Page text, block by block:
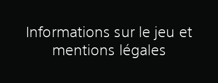
a
Informations sur le jeu et
mentions légales